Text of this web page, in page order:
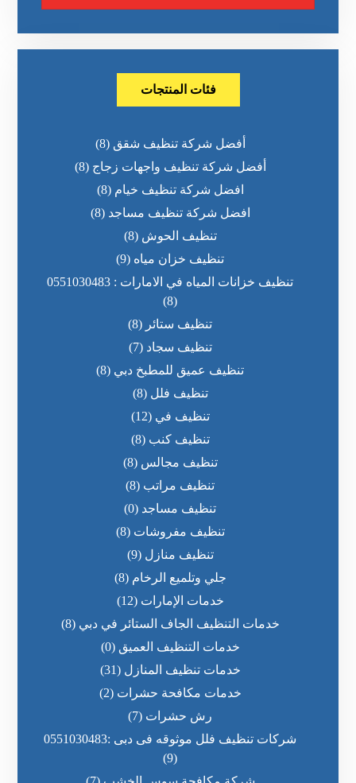
فئات المنتجات
أفضل شركة تنظيف شقق (8)
أفضل شركة تنظيف واجهات زجاج (8)
افضل شركة تنظيف خيام (8)
افضل شركة تنظيف مساجد (8)
تنظيف الحوش (8)
تنظيف خزان مياه (9)
تنظيف خزانات المياه في الامارات : 0551030483
(8)
تنظيف ستائر (8)
تنظيف سجاد (7)
تنظيف عميق للمطبخ دبي (8)
تنظيف فلل (8)
تنظيف في (12)
تنظيف كنب (8)
تنظيف مجالس (8)
تنظيف مراتب (8)
تنظيف مساجد (0)
تنظيف مفروشات (8)
تنظيف منازل (9)
جلي وتلميع الرخام (8)
خدمات الإمارات (12)
خدمات التنظيف الجاف الستائر في دبي (8)
خدمات التنظيف العميق (0)
خدمات تنظيف المنازل (31)
خدمات مكافحة حشرات (2)
رش حشرات (7)
شركات تنظيف فلل موثوقه فى دبى :0551030483
(9)